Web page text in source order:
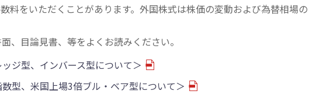
料をいただくことがあります。外国株式は株価の変動および為替相場の
、目論見書、等をよくお読みください。
ジ型、インバース型について＞
型、米国上場3倍ブル・ベア型について＞